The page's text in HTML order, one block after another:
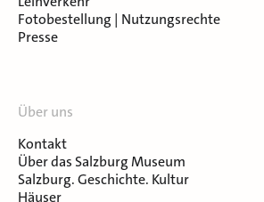
Fotobestellung | Nutzungsrechte
Presse
Über uns
Kontakt
Über das Salzburg Museum
Salzburg. Geschichte. Kultur
Häuser